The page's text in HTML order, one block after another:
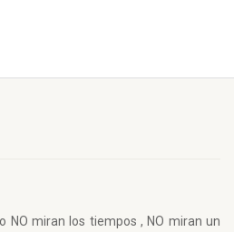
NO miran los tiempos , NO miran un